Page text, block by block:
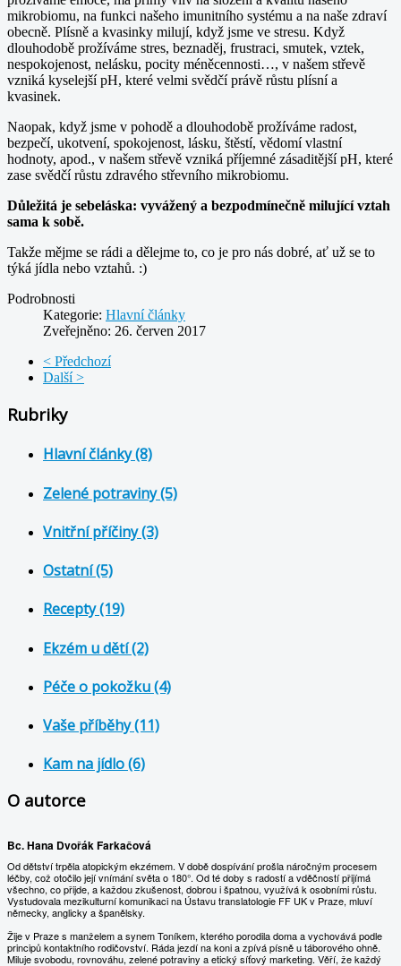
mikrobiomu, na funkci našeho imunitního systému a na naše zdraví
obecně. Plísně a kvasinky milují, když jsme ve stresu. Když
dlouhodobě prožíváme stres, beznaděj, frustraci, smutek, vztek,
nespokojenost, nelásku, pocity méněcennosti…, v našem střevě
vzniká kyselejší pH, které velmi svědčí právě růstu plísní a
kvasinek.
Naopak, když jsme v pohodě a dlouhodobě prožíváme radost,
bezpečí, ukotvení, spokojenost, lásku, štěstí, vědomí vlastní
hodnoty, apod., v našem střevě vzniká příjemné zásaditější pH, které
zase svědčí růstu zdravého střevního mikrobiomu.
Důležitá je sebeláska: vyvážený a bezpodmínečně milující vztah
sama k sobě.
Takže mějme se rádi a dělejme to, co je pro nás dobré, ať už se to
týká jídla nebo vztahů. :)
Podrobnosti
Kategorie: Hlavní články
Zveřejněno: 26. červen 2017
< Předchozí
Další >
Rubriky
Hlavní články (8)
Zelené potraviny (5)
Vnitřní příčiny (3)
Ostatní (5)
Recepty (19)
Ekzém u dětí (2)
Péče o pokožku (4)
Vaše příběhy (11)
Kam na jídlo (6)
O autorce
Bc. Hana Dvořák Farkačová
Od dětství trpěla atopickým ekzémem. V době dospívání prošla náročným procesem
léčby, což otočilo její vnímání světa o 180°. Od té doby s radostí a vděčností přijímá
všechno, co přijde, a každou zkušenost, dobrou i špatnou, využívá k osobními růstu.
Vystudovala mezikulturní komunikaci na Ústavu translatologie FF UK v Praze, mluví
německy, anglicky a španělsky.
Žije v Praze s manželem a synem Toníkem, kterého porodila doma a vychovává podle
principů kontaktního rodičovství. Ráda jezdí na koni a zpívá písně u táborového ohně.
Miluje svobodu, rovnováhu, zelené potraviny a etický síťový marketing. Věří, že každý